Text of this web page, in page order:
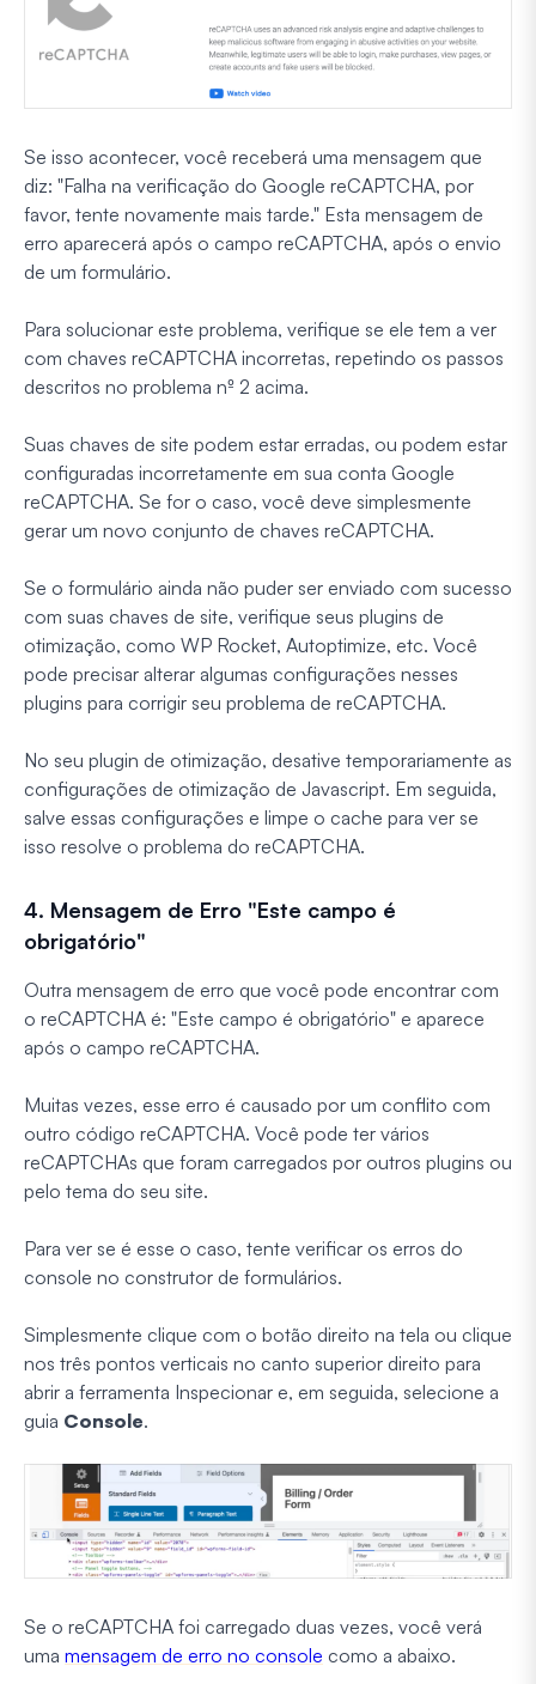
Se isso acontecer, você receberá uma mensagem que
diz: "Falha na verificação do Google reCAPTCHA, por
favor, tente novamente mais tarde." Esta mensagem de
erro aparecerá após o campo reCAPTCHA, após o envio
de um formulário.
Para solucionar este problema, verifique se ele tem a ver
com chaves reCAPTCHA incorretas, repetindo os passos
descritos no problema nº 2 acima.
Suas chaves de site podem estar erradas, ou podem estar
configuradas incorretamente em sua conta Google
reCAPTCHA. Se for o caso, você deve simplesmente
gerar um novo conjunto de chaves reCAPTCHA.
Se o formulário ainda não puder ser enviado com sucesso
com suas chaves de site, verifique seus plugins de
otimização, como WP Rocket, Autoptimize, etc. Você
pode precisar alterar algumas configurações nesses
plugins para corrigir seu problema de reCAPTCHA.
No seu plugin de otimização, desative temporariamente as
configurações de otimização de Javascript. Em seguida,
salve essas configurações e limpe o cache para ver se
isso resolve o problema do reCAPTCHA.
4. Mensagem de Erro "Este campo é
obrigatório"
Outra mensagem de erro que você pode encontrar com
o reCAPTCHA é: "Este campo é obrigatório" e aparece
após o campo reCAPTCHA.
Muitas vezes, esse erro é causado por um conflito com
outro código reCAPTCHA. Você pode ter vários
reCAPTCHAs que foram carregados por outros plugins ou
pelo tema do seu site.
Para ver se é esse o caso, tente verificar os erros do
console no construtor de formulários.
Simplesmente clique com o botão direito na tela ou clique
nos três pontos verticais no canto superior direito para
abrir a ferramenta Inspecionar e, em seguida, selecione a
guia Console.
Se o reCAPTCHA foi carregado duas vezes, você verá
uma mensagem de erro no console como a abaixo.